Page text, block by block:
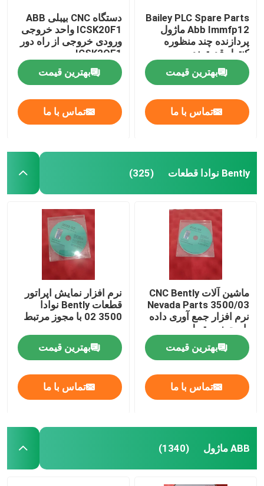
Bailey PLC Spare Parts
Abb Immfp12 ماژول
پردازنده چند منظوره
کنترل قدرتمند
بهترین قیمت
تماس با ما
دستگاه CNC بیبلی ABB
ICSK20F1 واحد خروجی
ورودی خروجی از راه دور
ICSK2OF1
بهترین قیمت
تماس با ما
Bently نوادا قطعات (325)
ماشین آلات CNC Bently
Nevada Parts 3500/03
نرم افزار جمع آوری داده
با مجوز مرتبط
بهترین قیمت
تماس با ما
نرم افزار نمایش اپراتور
قطعات Bently نوادا
3500 02 با مجوز مرتبط
بهترین قیمت
تماس با ما
ABB ماژول (1340)